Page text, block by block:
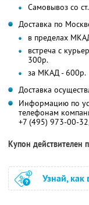
Самовывоз со
Доставка по
в пределах
встреча с
300р.
за МКАД - 600р.
Доставка
Информацию по
телефонам
+7 (495) 973-00-
Купон действителен
Узнай, как